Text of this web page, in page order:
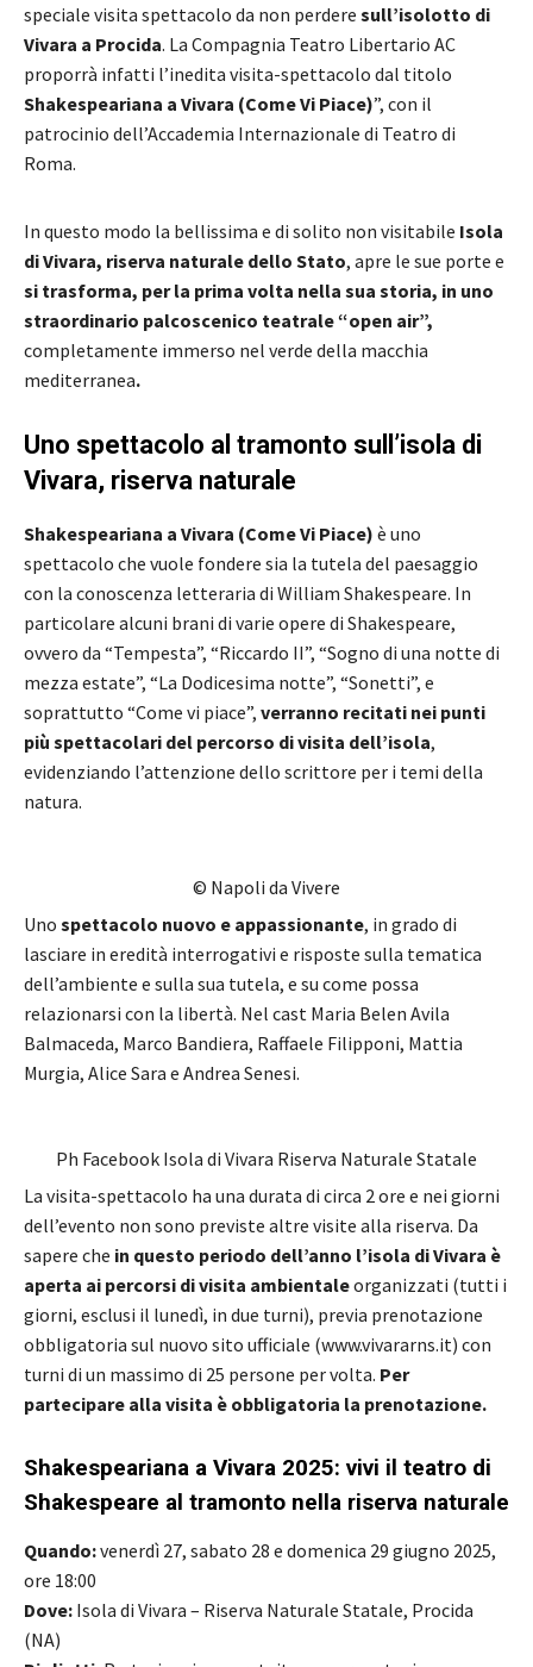
speciale visita spettacolo da non perdere sull’isolotto di
Vivara a Procida. La Compagnia Teatro Libertario AC
proporrà infatti l’inedita visita-spettacolo dal titolo
Shakespeariana a Vivara (Come Vi Piace)”, con il
patrocinio dell’Accademia Internazionale di Teatro di
Roma.
In questo modo la bellissima e di solito non visitabile Isola
di Vivara, riserva naturale dello Stato, apre le sue porte e
si trasforma, per la prima volta nella sua storia, in uno
straordinario palcoscenico teatrale “open air”,
completamente immerso nel verde della macchia
mediterranea.
Uno spettacolo al tramonto sull’isola di
Vivara, riserva naturale
Shakespeariana a Vivara (Come Vi Piace) è uno
spettacolo che vuole fondere sia la tutela del paesaggio
con la conoscenza letteraria di William Shakespeare. In
particolare alcuni brani di varie opere di Shakespeare,
ovvero da “Tempesta”, “Riccardo II”, “Sogno di una notte di
mezza estate”, “La Dodicesima notte”, “Sonetti”, e
soprattutto “Come vi piace”, verranno recitati nei punti
più spettacolari del percorso di visita dell’isola,
evidenziando l’attenzione dello scrittore per i temi della
natura.
© Napoli da Vivere
Uno spettacolo nuovo e appassionante, in grado di
lasciare in eredità interrogativi e risposte sulla tematica
dell’ambiente e sulla sua tutela, e su come possa
relazionarsi con la libertà. Nel cast Maria Belen Avila
Balmaceda, Marco Bandiera, Raffaele Filipponi, Mattia
Murgia, Alice Sara e Andrea Senesi.
Ph Facebook Isola di Vivara Riserva Naturale Statale
La visita-spettacolo ha una durata di circa 2 ore e nei giorni
dell’evento non sono previste altre visite alla riserva. Da
sapere che in questo periodo dell’anno l’isola di Vivara è
aperta ai percorsi di visita ambientaleorganizzati (tutti i
giorni, esclusi il lunedì, in due turni), previa prenotazione
obbligatoria sul nuovo sito ufficiale (www.vivararns.it) con
turni di un massimo di 25 persone per volta. Per
partecipare alla visita è obbligatoria la prenotazione.
Shakespeariana a Vivara 2025: vivi il teatro di
Shakespeare al tramonto nella riserva naturale
Quando:venerdì 27, sabato 28 e domenica 29 giugno 2025,
ore 18:00
Dove: Isola di Vivara – Riserva Naturale Statale, Procida
(NA)